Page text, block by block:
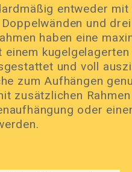
entweder mit
und drei
haben eine
kugelgelagerten
und voll
zum Aufhängen
zusätzlichen
oder